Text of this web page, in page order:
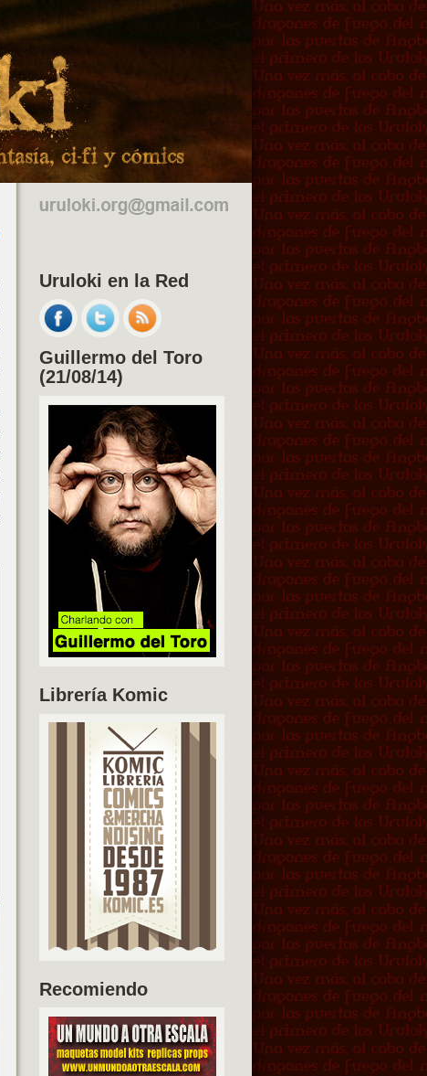
Uruloki en la Red
Guillermo del Toro
(21/08/14)
Librería Komic
Recomiendo